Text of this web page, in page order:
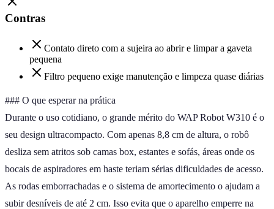
Contras
Contato direto com a sujeira ao abrir e limpar a gaveta
pequena
Filtro pequeno exige manutenção e limpeza quase diárias
### O que esperar na prática
Durante o uso cotidiano, o grande mérito do WAP Robot W310 é o
seu design ultracompacto. Com apenas 8,8 cm de altura, o robô
desliza sem atritos sob camas box, estantes e sofás, áreas onde os
bocais de aspiradores em haste teriam sérias dificuldades de acesso.
As rodas emborrachadas e o sistema de amortecimento o ajudam a
subir desníveis de até 2 cm. Isso evita que o aparelho emperre na